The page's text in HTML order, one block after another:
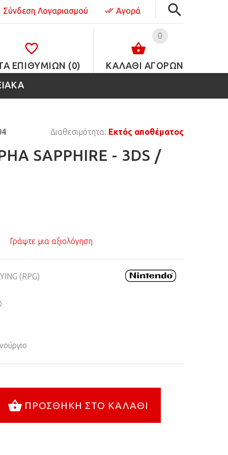
Σύνδεση Λογαριασμού Αγορά
0
ΚΑΛΑΘΙ ΑΓΟΡΩΝ
ΕΠΙΘΥΜΙΏΝ (0)
Διαθεσιμότητα: Εκτός αποθέματος
SAPPHIRE - 3DS /
Γράψτε μια αξιολόγηση
(RPG)
ΠΡΟΣΘΉΚΗ ΣΤΟ ΚΑΛΆΘΙ